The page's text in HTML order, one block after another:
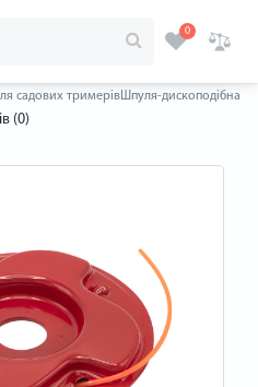
0
садових тримерівШпуля-дископодібна
(0)